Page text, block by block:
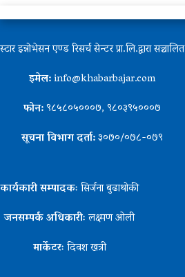
स्टार इन्नोभेसन एण्ड रिसर्च सेन्टर प्रा.लि.द्वारा सञ्चालित
इमेल:info@khabarbajar.com
फोन:९८५८०५०००७, ९८०३९५०००७
सूचना विभाग दर्ता:३०७०/०७८-०७९
कार्यकारी सम्पादकःसिर्जना बुढाथोकी
जनसम्पर्क अधिकारीःलक्ष्मण ओली
मार्केटरःदिवश खत्री